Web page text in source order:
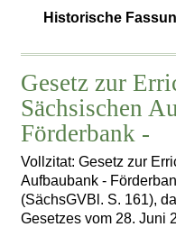
Historische
Gesetz zur
Sächsischen
Förderbank -
Vollzitat: Gesetz zur
Aufbaubank -
(SächsGVBl. S. 161),
Gesetzes vom 28. Juni